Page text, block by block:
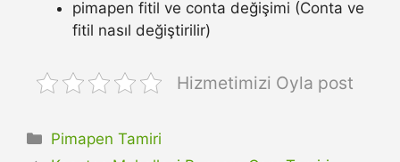
pimapen fitil ve conta değişimi (Conta ve
fitil nasıl değiştirilir)
Hizmetimizi Oyla post
Kategoriler
Pimapen Tamiri